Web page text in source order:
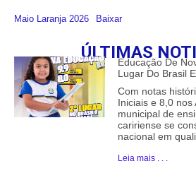
Maio Laranja 2026 Baixar
ÚLTIMAS
Educação De
Lugar Do Brasil
Com notas
Iniciais e 8,0 nos
municipal de
caririense se
nacional em
Leia mais . . .